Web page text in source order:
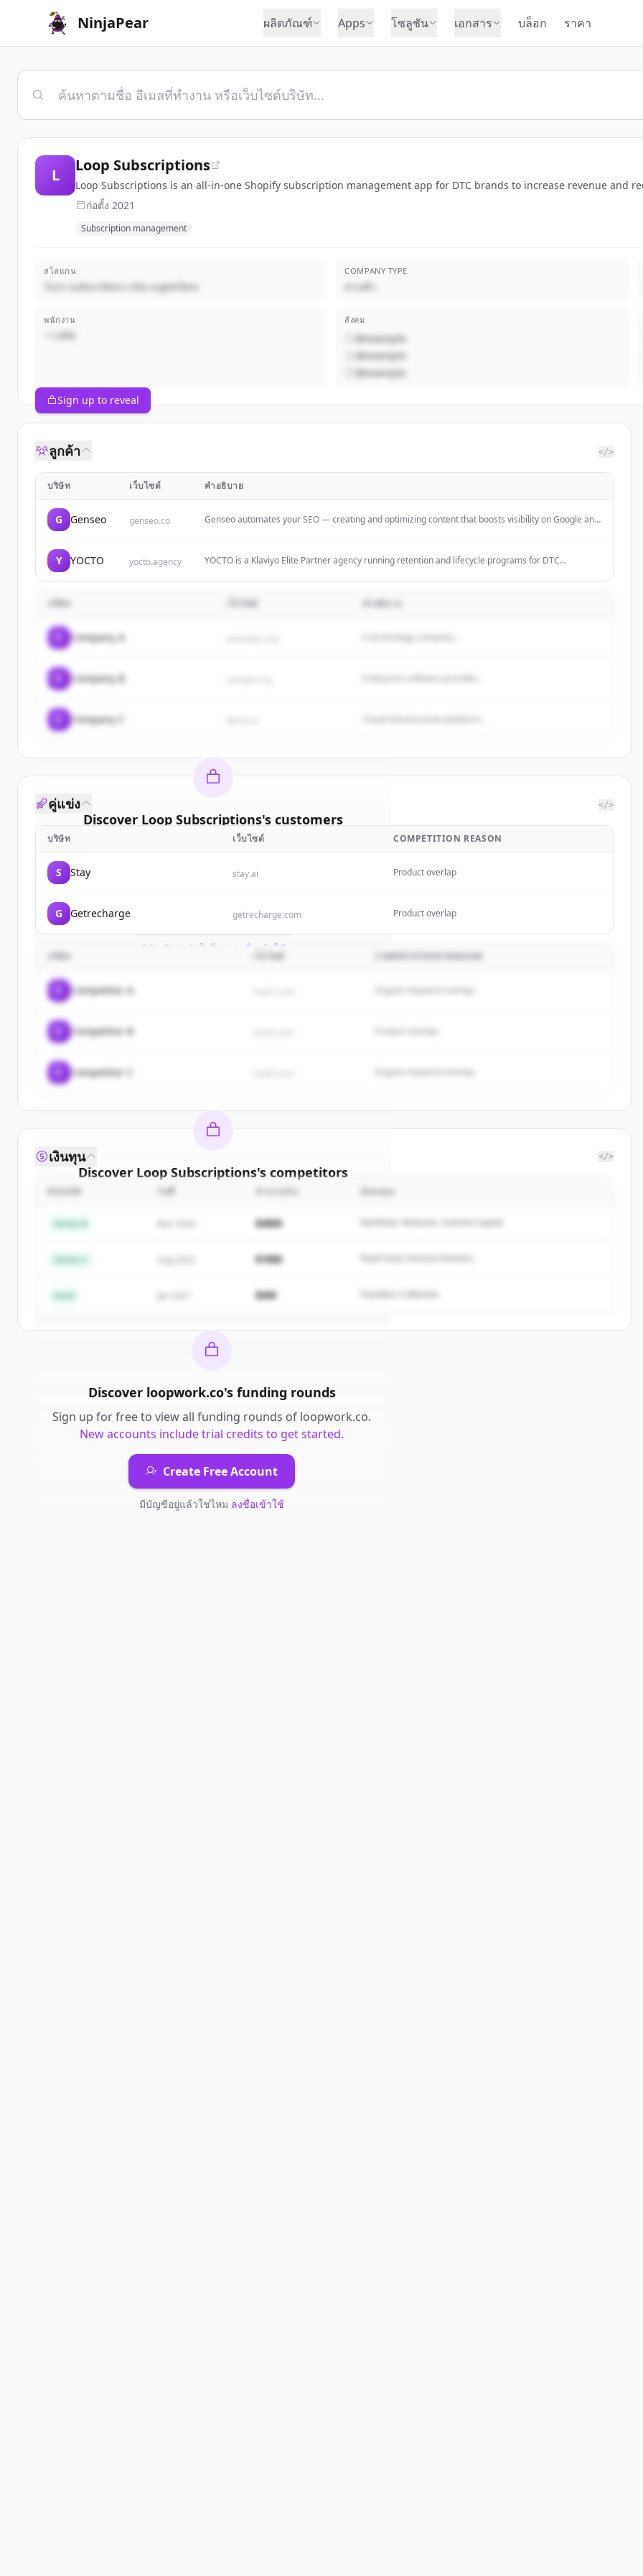
NinjaPear ผลิตภัณฑ์ Apps โซลูชัน เอกสาร บล็อก ราคา
L
Loop Subscriptions
Loop Subscriptions is an all-in-one Shopify subscription management app for DTC brands to increase revenue and
ก่อตั้ง 2021
Subscription management
สโลแกน
Turn subscribers into superfans
COMPANY TYPE
ส่วนตัว
พนักงาน
~1,000
สังคม
@example
@example
@example
Sign up to reveal
ลูกค้า </>
บริษัท เว็บไซต์ คำอธิบาย
G Genseo genseo.co
Genseo automates your SEO — creating and optimizing content that boosts visibility on Google and
Y YOCTO yocto.agency
YOCTO is a Klaviyo Elite Partner agency running retention and lifecycle programs for DTC
เว็บไซต์ คำอธิบาย
Company A A technology company...
Company B
Company C
Discover Loop Subscriptions's customers
Sign up for free to view allcustomers
New accounts include trial credits to get started.
Create Free Account
มีบัญชีอยู่แล้วใช่ไหม ลงชื่อเข้าใช้
คู่แข่ง </>
บริษัท เว็บไซต์ COMPETITION REASON
S Stay stay.ai Product overlap
G Getrecharge getrecharge.com Product overlap
เว็บไซต์ COMPETITION REASON
Competitor A Organic keyword overlap
Competitor B
Competitor C Organic keyword overlap
Discover Loop Subscriptions's competitors
Sign up for free to view all competitorsof
New accounts include trial credits to get started.
Create Free Account
มีบัญชีอยู่แล้วใช่ไหม ลงชื่อเข้าใช้
เงินทุน </>
จำนวนเงิน นักลงทุน
Series B $48M Northstar Ventures, Summit Capital
Series A $18M Peak Fund, Horizon Partners
Seed $4M Founders Collective
Discover loopwork.co's funding rounds
Sign up for free to view all funding rounds of loopwork.co.
New accounts include trial credits to get started.
Create Free Account
มีบัญชีอยู่แล้วใช่ไหม ลงชื่อเข้าใช้